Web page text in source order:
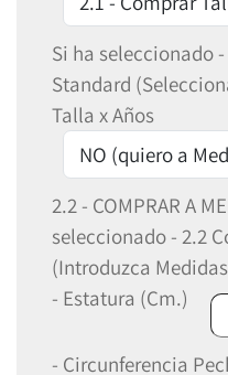
Si ha seleccionado
Standard
Talla x Años
2.2 - COMPRAR A
seleccionado - 2.2
(Introduzca
- Estatura (Cm.)
- Circunferencia